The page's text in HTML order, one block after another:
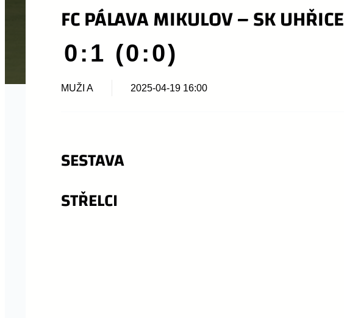
FC PÁLAVA MIKULOV – SK UHŘICE
0:1 (0:0)
MUŽI A 2025-04-19 16:00
SESTAVA
STŘELCI